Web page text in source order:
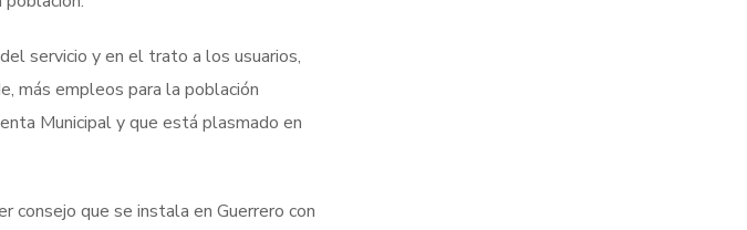
servicio y en el trato a los usuarios,
más empleos para la población
Municipal y que está plasmado en
consejo que se instala en Guerrero con